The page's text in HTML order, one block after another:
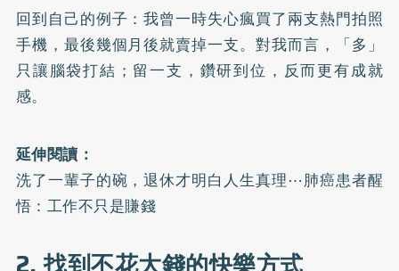
回到自己的例子：我曾一時失心瘋買了兩支熱門拍照
手機，最後幾個月後就賣掉一支。對我而言，「多」
只讓腦袋打結；留一支，鑽研到位，反而更有成就
感。
延伸閱讀：
洗了一輩子的碗，退休才明白人生真理⋯肺癌患者醒
悟：工作不只是賺錢